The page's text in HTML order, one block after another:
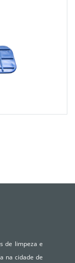
de limpeza e
na cidade de